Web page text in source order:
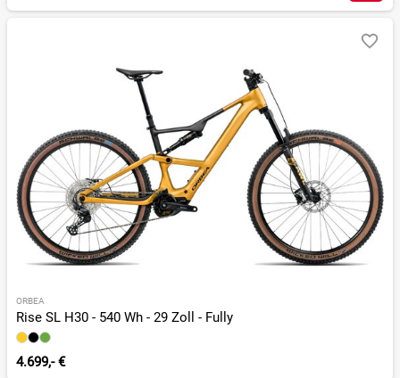
ORBEA
Rise SL H30 - 540 Wh - 29 Zoll - Fully
4.699,- €